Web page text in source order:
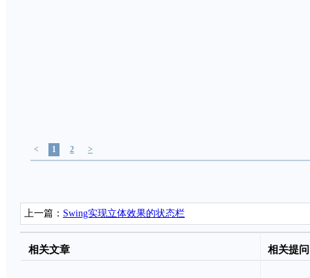
< 1 2 >
上一篇： Swing实现立体效果的状态栏
相关文章 相关提问